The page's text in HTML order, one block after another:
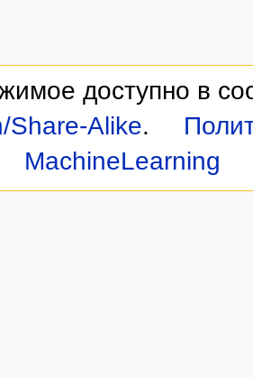
доступно в
Share-Alike.
MachineLearning